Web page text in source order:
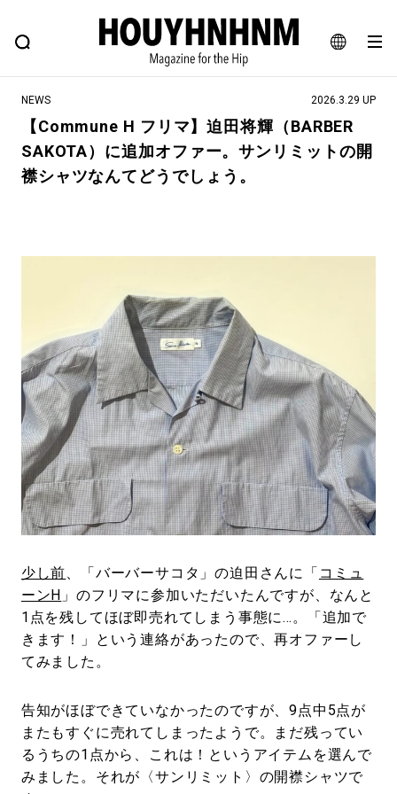
JA
EN
FEATURE BLOG SNAP
ヒップなファッション、カルチャー、ライフスタイルWEBマガジン
#注目のタグ
#NEW VINTAGE #マイナーグッド図鑑
#GH 銘品の所以 #フイナムのYouTube
#Commune H #FOCUS IT #AH.H
#ととけん #FASHION #MUSIC #MOVIE
#LIFESTYLE #SNEAKER #OUTDOOR
#SPORTS #HANDSOME HANDBOOK
NEWS 2026.3.29 UP
【Commune H フリマ】迫田将輝（BARBER
SAKOTA）に追加オファー。サンリミットの開
襟シャツなんてどうでしょう。
少し前、「バーバーサコタ」の迫田さんに「 コミュ
ーンH 」のフリマに参加いただいたんですが、なんと
1点を残してほぼ即売れてしまう事態に…。「追加で
きます！」という連絡があったので、再オファーし
てみました。
告知がほぼできていなかったのですが、9点中5点が
またもすぐに売れてしまったようで。まだ残ってい
るうちの1点から、これは！というアイテムを選んで
みました。それが〈サンリミット〉の開襟シャツで